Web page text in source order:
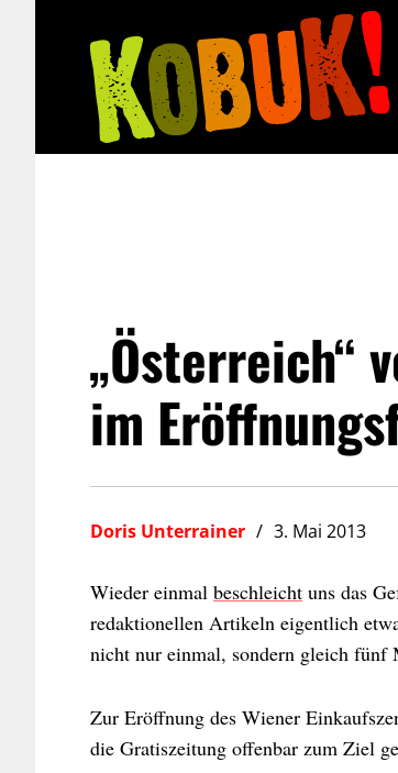
„Österreich“
im
Doris Unterrainer 3. Mai 2013
Wieder einmal beschleicht uns das
redaktionellen Artikeln eigentlich
nicht nur einmal, sondern gleich fünf
Zur Eröffnung des Wiener
die Gratiszeitung offenbar zum Ziel